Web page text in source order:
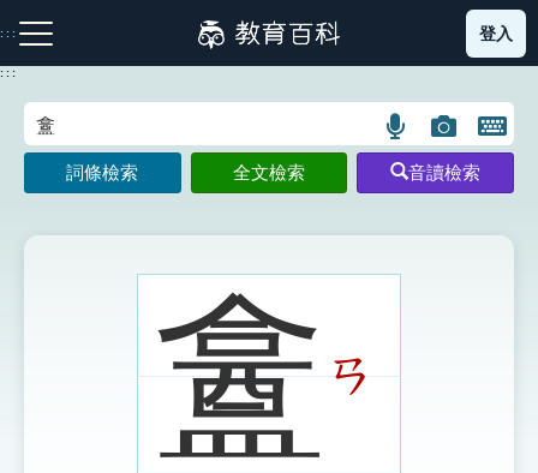
到
主
:::
注音索引圖示 筆畫索引圖示 部首索引表圖示
登入
:::
語
言
搜
示
圖
片
搜
開
鍵
圖
詞條檢索 全文檢索 音讀檢索
盫ㄢ